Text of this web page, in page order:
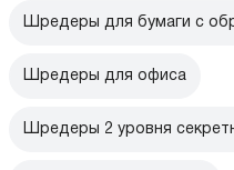
Шредеры для бумаги с
Шредеры для офиса
Шредеры 2 уровня